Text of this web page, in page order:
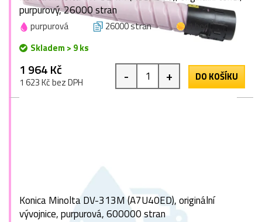
purpurový, 26000 stran
purpurová 26000 stran
1 bod
Skladem > 9 ks
1 964 Kč
1 623 Kč bez DPH - + DO KOŠÍKU
Konica Minolta DV-313M (A7U40ED), originální
vývojnice, purpurová, 600000 stran